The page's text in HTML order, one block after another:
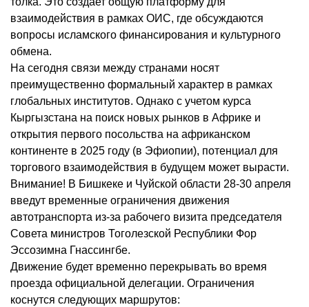
взаимодействия в рамках ОИС, где обсуждаются
вопросы исламского финансирования и культурного
обмена.
На сегодня связи между странами носят
преимущественно формальный характер в рамках
глобальных институтов. Однако с учетом курса
Кыргызстана на поиск новых рынков в Африке и
открытия первого посольства на африканском
континенте в 2025 году (в Эфиопии), потенциал для
торгового взаимодействия в будущем может вырасти.
Внимание! В Бишкеке и Чуйской области 28-30 апреля
введут временные ограничения движения
автотранспорта из-за рабочего визита председателя
Совета министров Тоголезской Республики Фор
Эссозимна Гнассингбе.
Движение будет временно перекрывать во время
проезда официальной делегации. Ограничения
коснутся следующих маршрутов: